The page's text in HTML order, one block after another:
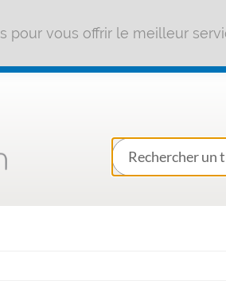
pour vous offrir le meilleur